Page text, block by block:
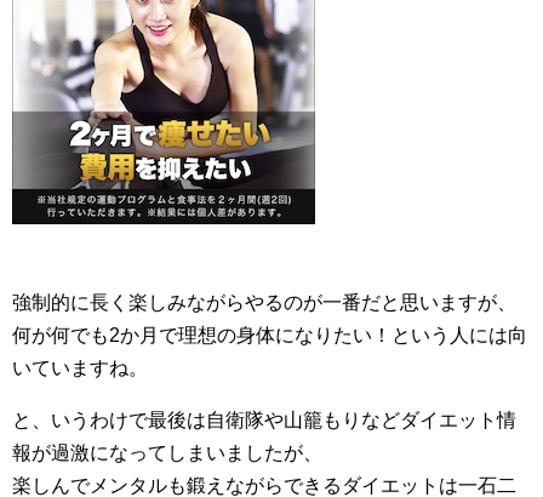
強制的に長く楽しみながらやるのが一番だと思いますが、
何が何でも2か月で理想の身体になりたい！という人には向
いていますね。
と、いうわけで最後は自衛隊や山籠もりなどダイエット情
報が過激になってしまいましたが、
楽しんでメンタルも鍛えながらできるダイエットは一石二